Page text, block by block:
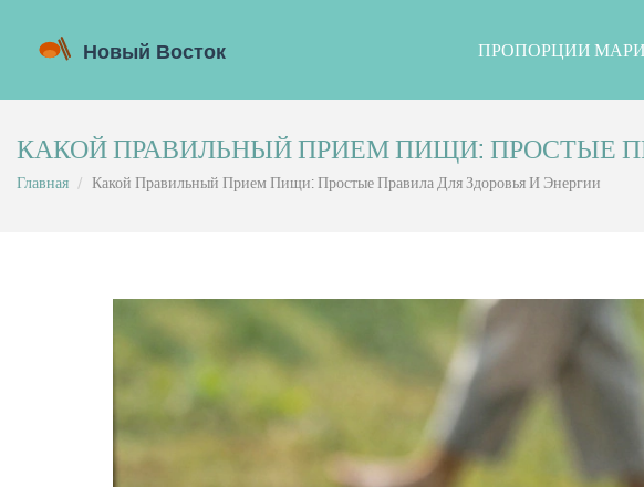
ПРОПОРЦИИ
КАКОЙ ПРАВИЛЬНЫЙ ПРИЕМ ПИЩИ: ПРОСТЫЕ
Главная Какой Правильный Прием Пищи: Простые Правила Для Здоровья И Энергии